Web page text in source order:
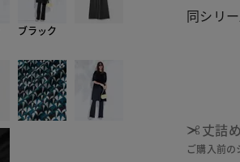
ブラック
同シリ
丈詰
ご購入前の